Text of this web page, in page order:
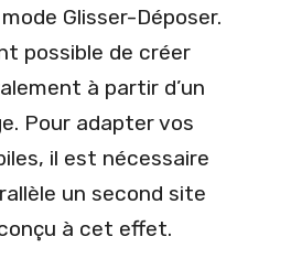
Glisser-Déposer.
possible de créer
à partir d’un
Pour adapter vos
il est nécessaire
un second site
à cet effet.